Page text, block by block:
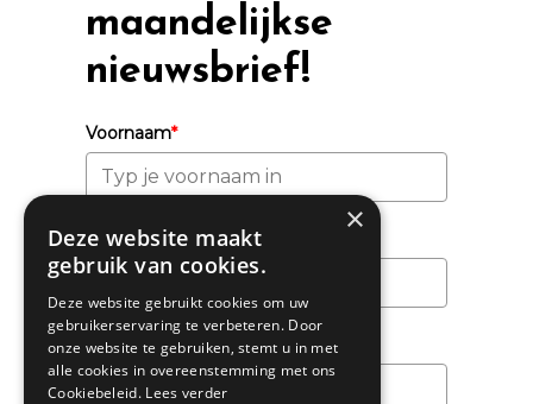
maandelijkse
nieuwsbrief!
Voornaam*
Achternaam
Email*
×
Deze website maakt
gebruik van cookies.
Deze website gebruikt cookies om uw
gebruikerservaring te verbeteren. Door
onze website te gebruiken, stemt u in met
alle cookies in overeenstemming met ons
Cookiebeleid. Lees verder